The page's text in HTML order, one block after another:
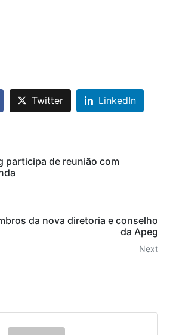
Twitter LinkedIn
participa de reunião com
da nova diretoria e conselho
da Apeg
Next